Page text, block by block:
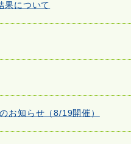
について
お知らせ（8/19開催）